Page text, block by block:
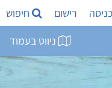
כניסה רישום חיפוש
ניווט בעמוד